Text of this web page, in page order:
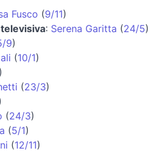
Fusco (9/11)
: Serena Garitta (24/5)
9)
(10/1)
)
(23/3)
(24/3)
(5/1)
(12/11)